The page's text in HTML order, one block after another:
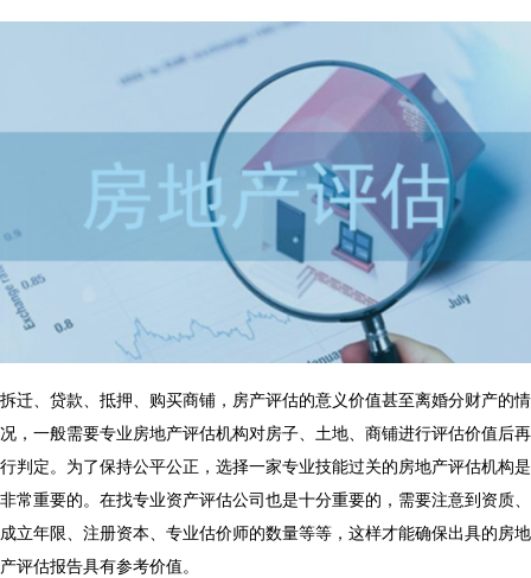
拆迁、贷款、抵押、购买商铺， 房产评估的意义价值甚至离婚分财产的情
况，一般需要专业房地产评估机构对房子、土地、商铺进行评估价值后再
行判定。为了保持公平公正，选择一家专业技能过关的房地产评估机构是
非常重要的。在找专业资产评估公司也是十分重要的，需要注意到资质、
成立年限、注册资本、专业估价师的数量等等，这样才能确保出具的房地
产评估报告具有参考价值。